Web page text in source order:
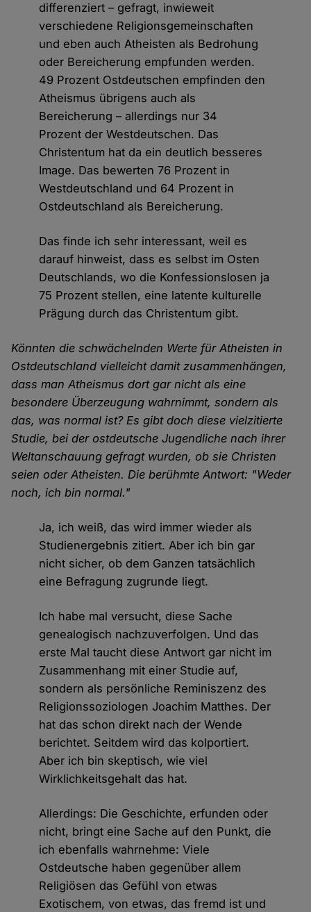
differenziert – gefragt, inwieweit
verschiedene Religionsgemeinschaften
und eben auch Atheisten als Bedrohung
oder Bereicherung empfunden werden.
49 Prozent Ostdeutschen empfinden den
Atheismus übrigens auch als
Bereicherung – allerdings nur 34
Prozent der Westdeutschen. Das
Christentum hat da ein deutlich besseres
Image. Das bewerten 76 Prozent in
Westdeutschland und 64 Prozent in
Ostdeutschland als Bereicherung.
Das finde ich sehr interessant, weil es
darauf hinweist, dass es selbst im Osten
Deutschlands, wo die Konfessionslosen ja
75 Prozent stellen, eine latente kulturelle
Prägung durch das Christentum gibt.
Könnten die schwächelnden Werte für Atheisten in
Ostdeutschland vielleicht damit zusammenhängen,
dass man Atheismus dort gar nicht als eine
besondere Überzeugung wahrnimmt, sondern als
das, was normal ist? Es gibt doch diese vielzitierte
Studie, bei der ostdeutsche Jugendliche nach ihrer
Weltanschauung gefragt wurden, ob sie Christen
seien oder Atheisten. Die berühmte Antwort: "Weder
noch, ich bin normal."
Ja, ich weiß, das wird immer wieder als
Studienergebnis zitiert. Aber ich bin gar
nicht sicher, ob dem Ganzen tatsächlich
eine Befragung zugrunde liegt.
Ich habe mal versucht, diese Sache
genealogisch nachzuverfolgen. Und das
erste Mal taucht diese Antwort gar nicht im
Zusammenhang mit einer Studie auf,
sondern als persönliche Reminiszenz des
Religionssoziologen Joachim Matthes. Der
hat das schon direkt nach der Wende
berichtet. Seitdem wird das kolportiert.
Aber ich bin skeptisch, wie viel
Wirklichkeitsgehalt das hat.
Allerdings: Die Geschichte, erfunden oder
nicht, bringt eine Sache auf den Punkt, die
ich ebenfalls wahrnehme: Viele
Ostdeutsche haben gegenüber allem
Religiösen das Gefühl von etwas
Exotischem, von etwas, das fremd ist und